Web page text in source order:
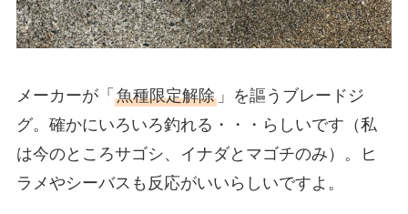
メーカーが「 魚種限定解除」を謳うブレードジ
グ。確かにいろいろ釣れる・・・らしいです（私
は今のところサゴシ、イナダとマゴチのみ）。ヒ
ラメやシーバスも反応がいいらしいですよ。